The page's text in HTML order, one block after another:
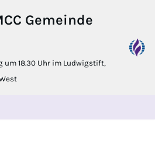
Gemeinde
um 18.30 Uhr im Ludwigstift,